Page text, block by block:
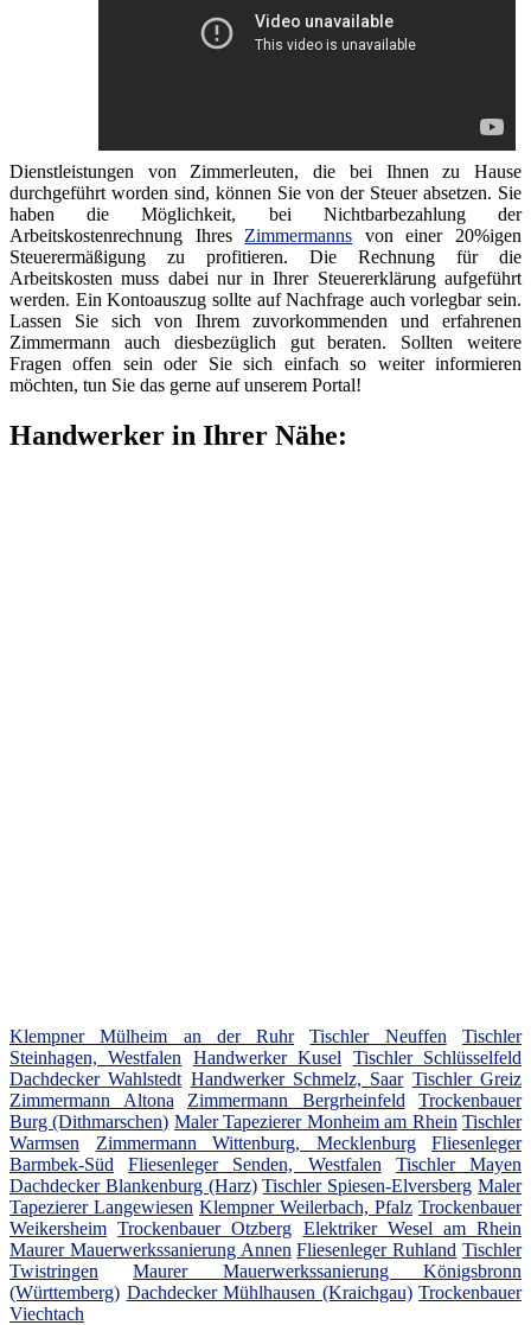
Dienstleistungen von Zimmerleuten, die bei Ihnen zu Hause
durchgeführt worden sind, können Sie von der Steuer absetzen. Sie
haben die Möglichkeit, bei Nichtbarbezahlung der
Arbeitskostenrechnung Ihres Zimmermanns von einer 20%igen
Steuerermäßigung zu profitieren. Die Rechnung für die
Arbeitskosten muss dabei nur in Ihrer Steuererklärung aufgeführt
werden. Ein Kontoauszug sollte auf Nachfrage auch vorlegbar sein.
Lassen Sie sich von Ihrem zuvorkommenden und erfahrenen
Zimmermann auch diesbezüglich gut beraten. Sollten weitere
Fragen offen sein oder Sie sich einfach so weiter informieren
möchten, tun Sie das gerne auf unserem Portal!
Handwerker in Ihrer Nähe:
Klempner Mülheim an der Ruhr Tischler Neuffen
Tischler
Steinhagen, Westfalen
Handwerker Kusel
Tischler Schlüsselfeld
Dachdecker Wahlstedt Handwerker Schmelz, Saar Tischler Greiz
Zimmermann Altona
Zimmermann Bergrheinfeld
Trockenbauer
Burg (Dithmarschen) Maler Tapezierer Monheim am Rhein Tischler
Warmsen
Zimmermann Wittenburg, Mecklenburg
Fliesenleger
Barmbek-Süd
Fliesenleger Senden, Westfalen
Tischler Mayen
Dachdecker Blankenburg (Harz) Tischler Spiesen-Elversberg Maler
Tapezierer Langewiesen Klempner Weilerbach, Pfalz Trockenbauer
Weikersheim Trockenbauer Otzberg Elektriker Wesel am Rhein
Maurer Mauerwerkssanierung Annen Fliesenleger Ruhland Tischler
Twistringen
Maurer Mauerwerkssanierung Königsbronn
(Württemberg) Dachdecker Mühlhausen (Kraichgau) Trockenbauer
Viechtach